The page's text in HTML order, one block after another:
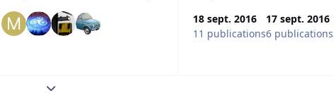
18 sept. 2016
11 publications
17 sept. 2016
6 publications
Expand topic overview